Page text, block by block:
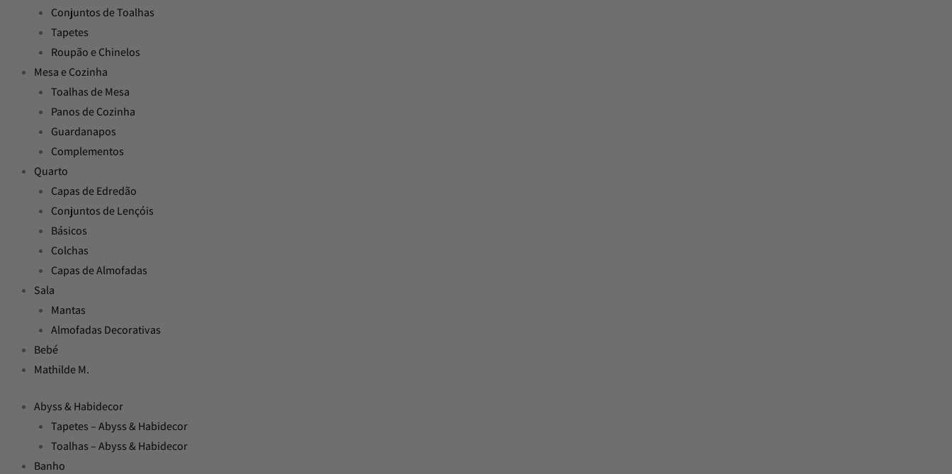
Conjuntos de Toalhas
Tapetes
Roupão e Chinelos
Mesa e Cozinha
Toalhas de Mesa
Panos de Cozinha
Guardanapos
Complementos
Quarto
Capas de Edredão
Conjuntos de Lençóis
Básicos
Colchas
Capas de Almofadas
Sala
Mantas
Almofadas Decorativas
Bebé
Mathilde M.
Abyss & Habidecor
Tapetes – Abyss & Habidecor
Toalhas – Abyss & Habidecor
Banho